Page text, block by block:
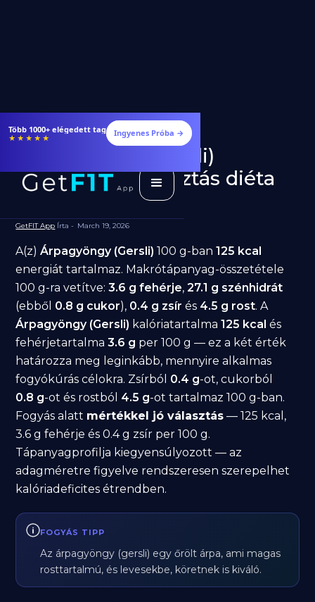
Több 1000+ elégedett tag
★★★★★ Ingyenes Próba →
Árpagyöngy (Gersli)
fogyásra: jó választás diéta
GetFIT App Írta - March 19, 2026
A(z)Árpagyöngy (Gersli) 100 g-ban125 kcal
energiát tartalmaz. Makrótápanyag-összetétele
100 g-ra vetítve:3.6 g fehérje,27.1 g szénhidrát
(ebből 0.8 g cukor), 0.4 g zsír és 4.5 g rost. A
Árpagyöngy (Gersli) kalóriatartalma125 kcal és
fehérjetartalma3.6 g per 100 g — ez a két érték
határozza meg leginkább, mennyire alkalmas
fogyókúrás célokra. Zsírból 0.4 g-ot, cukorból
0.8 g-ot és rostból 4.5 g-ot tartalmaz 100 g-ban.
Fogyás alatt mértékkel jó választás — 125 kcal,
3.6 g fehérje és 0.4 g zsír per 100 g.
Tápanyagprofilja kiegyensúlyozott — az
adagméretre figyelve rendszeresen szerepelhet
kalóriadeficites étrendben.
FOGYÁS TIPP
Az árpagyöngy (gersli) egy őrölt árpa, ami magas
rosttartalmú, és levesekbe, köretnek is kiváló.